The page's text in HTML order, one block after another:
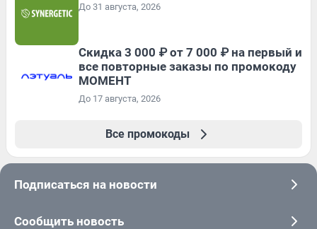
До 31 августа, 2026
Скидка 3 000 ₽ от 7 000 ₽ на первый и
все повторные заказы по промокоду
МОМЕНТ
До 17 августа, 2026
Все промокоды
Подписаться на новости
Сообщить новость